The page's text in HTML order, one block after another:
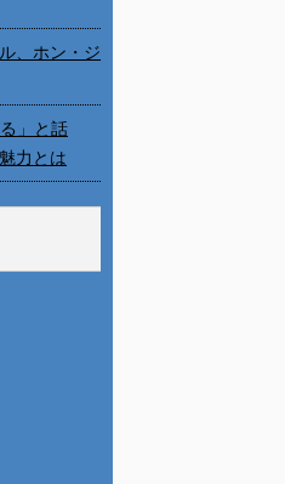
、ホン・ジ
」と話
力とは